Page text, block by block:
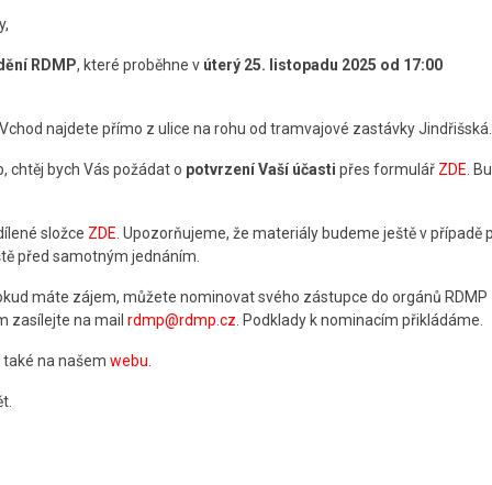
RDMP, které proběhne v úterý 25. listopadu 2025 od 17:00
najdete přímo z ulice na rohu od tramvajové zastávky Jindřišská.
chtěj bych Vás požádat o potvrzení Vaší účasti přes formulář ZDE .
složce ZDE . Upozorňujeme, že materiály budeme ještě v případě
před samotným jednáním.
máte zájem, můžete nominovat svého zástupce do orgánů RDMP
zasílejte na mail rdmp@rdmp.cz . Podklady k nominacím přikládáme.
na našem webu